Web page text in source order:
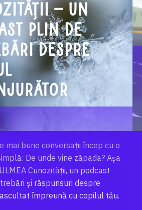
– un
plin de
despre
mai bune conversații încep cu o
De unde vine zăpada? Așa
Curiozității, un podcast
și răspunsuri despre
împreună cu copilul tău.